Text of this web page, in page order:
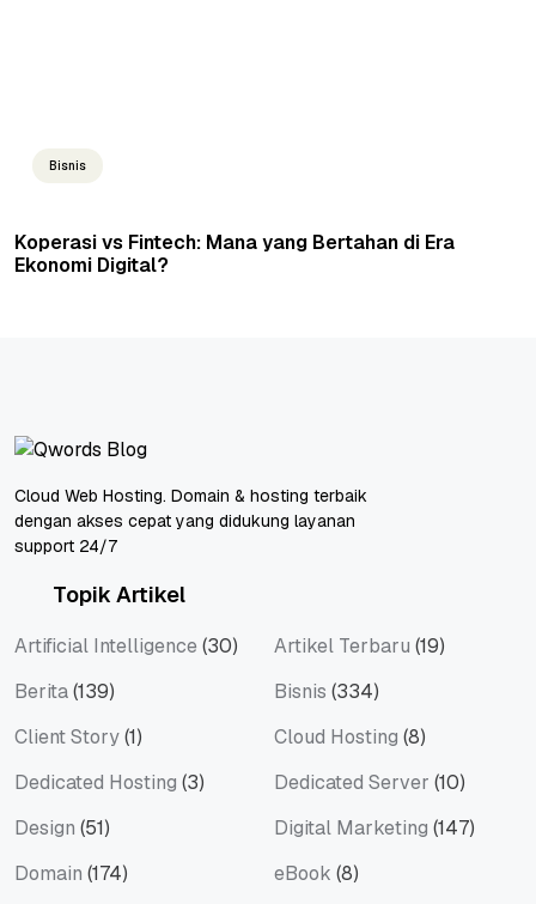
Bisnis
Koperasi vs Fintech: Mana yang Bertahan di Era
Ekonomi Digital?
Cloud Web Hosting. Domain & hosting terbaik
dengan akses cepat yang didukung layanan
support 24/7
Topik Artikel
Artificial Intelligence (30) Artikel Terbaru (19)
Berita(139) Bisnis (334)
Client Story(1) Cloud Hosting (8)
Dedicated Hosting (3) Dedicated Server (10)
Design (51) Digital Marketing (147)
Domain (174) eBook (8)